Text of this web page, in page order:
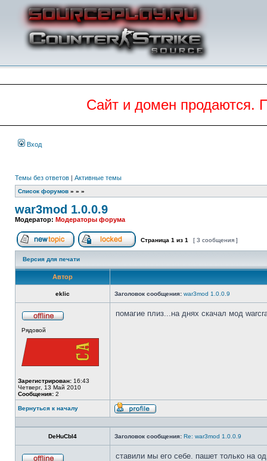
Сайт и домен продаются.
Вход
Темы без ответов | Активные темы
Список форумов » » »
war3mod 1.0.0.9
Модератор: Модераторы форума
Начать новую тему Эта тема закрыта, вы не можете
Страница 1 из 1 [ 3 сообщения ]
Версия для печати
Автор
eklic Заголовок сообщения: war3mod 1.0.0.9
сети
Рядовой
Зарегистрирован: 16:43
Четверг, 13 Май 2010
Сообщения: 2
помагие плиз...на днях скачал мод
Вернуться к началу
Профиль
DeHuCbI4 Заголовок сообщения: Re: war3mod 1.0.0.9
ставили мы его себе. пашет только на